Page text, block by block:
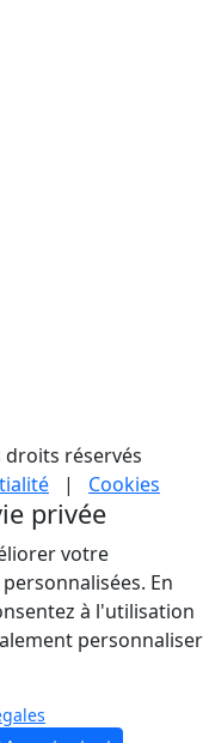
droits réservés
| Cookies
privée
votre
En
à l'utilisation
personnaliser